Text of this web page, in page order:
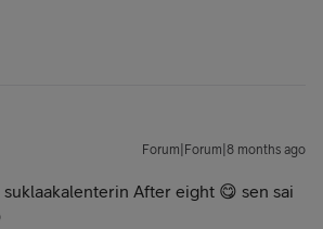
Forum|Forum|8 months ago
After eight 😋 sen sai